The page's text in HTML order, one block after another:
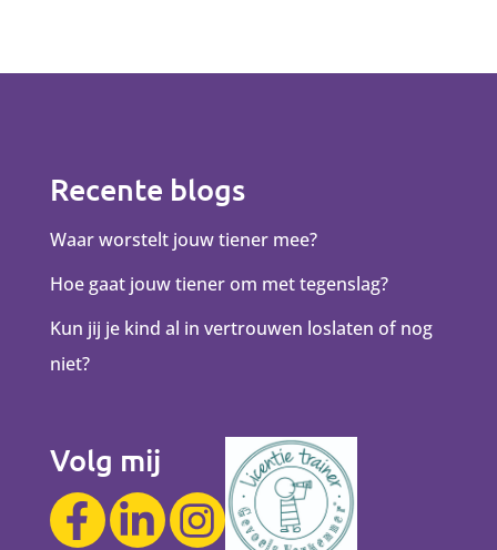
Recente blogs
Waar worstelt jouw tiener mee?
Hoe gaat jouw tiener om met tegenslag?
Kun jij je kind al in vertrouwen loslaten of nog
niet?
Volg mij